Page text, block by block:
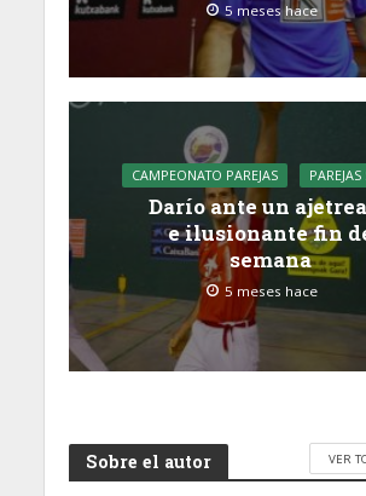
5 meses hace
CAMPEONATO PAREJAS PAREJAS
Darío ante un
e ilusionante fin
semana
5 meses hace
Sobre el autor VER